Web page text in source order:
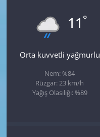
11 °
Orta kuvvetli yağmurlu
Nem: %84
Rüzgar: 23 km/h
Yağış Olasılığı: %89